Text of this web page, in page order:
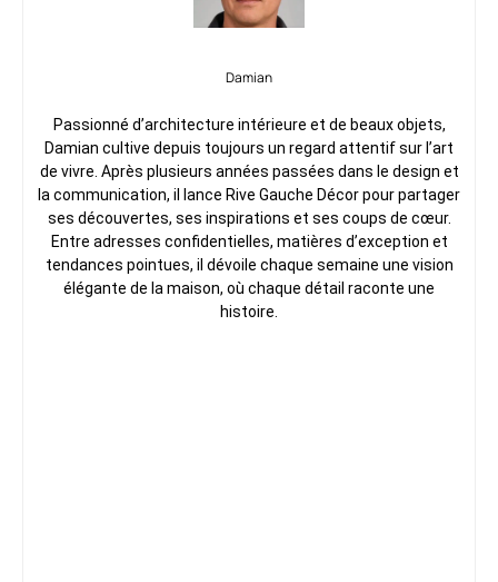
Damian
Passionné d’architecture intérieure et de beaux objets,
Damian cultive depuis toujours un regard attentif sur l’art
de vivre. Après plusieurs années passées dans le design et
la communication, il lance Rive Gauche Décor pour partager
ses découvertes, ses inspirations et ses coups de cœur.
Entre adresses confidentielles, matières d’exception et
tendances pointues, il dévoile chaque semaine une vision
élégante de la maison, où chaque détail raconte une
histoire.